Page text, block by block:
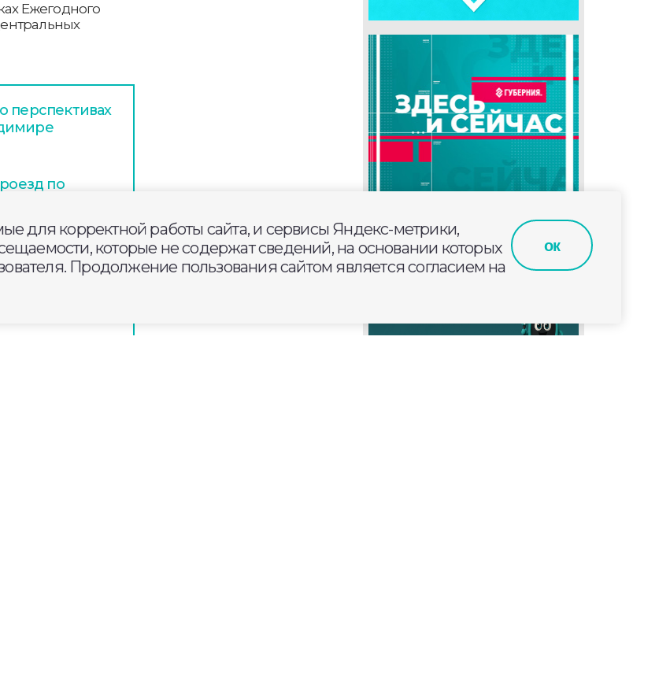
Ежегодного
перспективах
по
более 100
для корректной работы сайта, и сервисы Яндекс-метрики,
которые не содержат сведений, на основании которых
Продолжение пользования сайтом является согласием на
ок